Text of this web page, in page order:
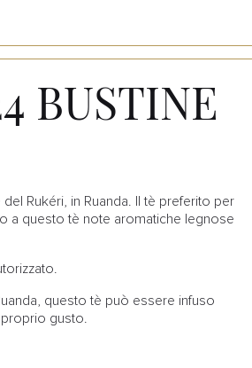
BUSTINE
Rukéri, in Ruanda. Il tè preferito per
a questo tè note aromatiche legnose
questo tè può essere infuso
gusto.